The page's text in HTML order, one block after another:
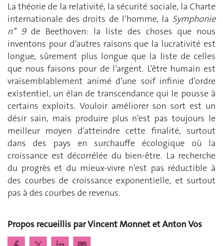
La théorie de la relativité, la sécurité sociale, la Charte
internationale des droits de l’homme, la Symphonie
n° 9de Beethoven: la liste des choses que nous
inventons pour d’autres raisons que la lucrativité est
longue, sûrement plus longue que la liste de celles
que nous faisons pour de l’argent. L’être humain est
vraisemblablement animé d’une soif infinie d’ordre
existentiel, un élan de transcendance qui le pousse à
certains exploits. Vouloir améliorer son sort est un
désir sain, mais produire plus n’est pas toujours le
meilleur moyen d’atteindre cette finalité, surtout
dans des pays en surchauffe écologique où la
croissance est décorrélée du bien-être. La recherche
du progrès et du mieux-vivre n’est pas réductible à
des courbes de croissance exponentielle, et surtout
pas à des courbes de revenus.
Propos recueillis par Vincent Monnet et Anton Vos